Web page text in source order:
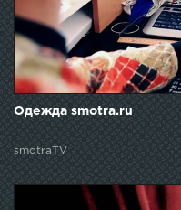
Одежда smotra.ru
smotraTV